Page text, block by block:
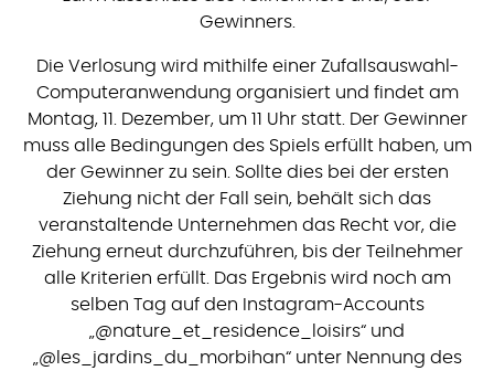
Gewinners.
Die Verlosung wird mithilfe einer Zufallsauswahl-
Computeranwendung organisiert und findet am
Montag, 11. Dezember, um 11 Uhr statt. Der Gewinner
muss alle Bedingungen des Spiels erfüllt haben, um
der Gewinner zu sein. Sollte dies bei der ersten
Ziehung nicht der Fall sein, behält sich das
veranstaltende Unternehmen das Recht vor, die
Ziehung erneut durchzuführen, bis der Teilnehmer
alle Kriterien erfüllt. Das Ergebnis wird noch am
selben Tag auf den Instagram-Accounts
„@nature_et_residence_loisirs“ und
„@les_jardins_du_morbihan“ unter Nennung des